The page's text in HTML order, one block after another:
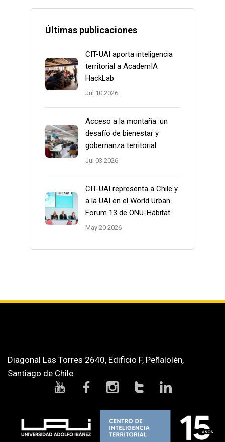
Últimas publicaciones
CIT-UAI aporta inteligencia
territorial a AcademIA
HackLab
Jul 10 2026
Acceso a la montaña: un
desafío de bienestar y
gobernanza territorial
Jul 03 2026
CIT-UAI representa a Chile y
a la UAI en el World Urban
Forum 13 de ONU-Hábitat
May 20 2026
Diagonal Las Torres 2640, Edificio F, Peñalolén,
Santiago de Chile